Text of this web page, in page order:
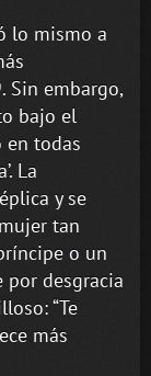
lo mismo a
Sin embargo,
bajo el
en todas
La
y se
tan
o un
desgracia
“Te
más